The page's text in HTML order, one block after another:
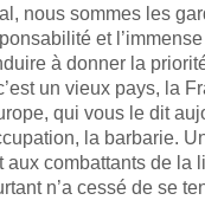
nous sommes les
et
à donner la
un vieux pays, la
qui vous le dit
la barbarie.
aux combattants de la
n’a cessé de se